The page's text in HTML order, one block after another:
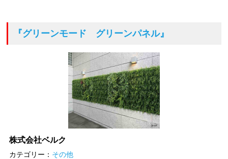
『グリーンモード グリーンパネル』
株式会社ベルク
カテゴリー： その他